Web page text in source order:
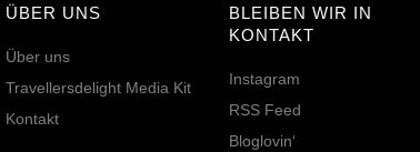
ÜBER UNS
Über uns
Travellersdelight Media Kit
Kontakt
BLEIBEN WIR IN
KONTAKT
Instagram
RSS Feed
Bloglovin‘